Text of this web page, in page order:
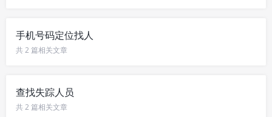
手机号码定位找人
共 2 篇相关文章
查找失踪人员
共 2 篇相关文章